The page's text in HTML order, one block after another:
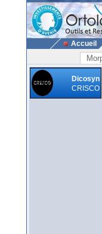
Accueil
Dicosyn
CRISCO